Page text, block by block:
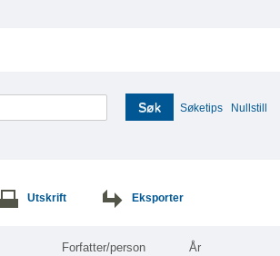
Søk Søketips Nullstill
Utskrift Eksporter
Forfatter/person År